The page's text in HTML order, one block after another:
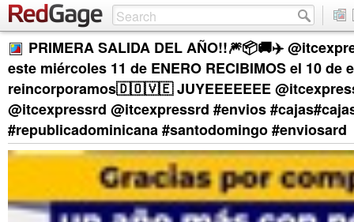
PRIMERA SALIDA DEL AÑO!!🎆📦🚚✈️
este miércoles 11 de ENERO RECIBIMOS el 10 de
reincorporamos🇩🇴🇻🇪 JUYEEEEEEE
@itcexpressrd @itcexpressrd #envios
#republicadominicana #santodomingo #enviosard